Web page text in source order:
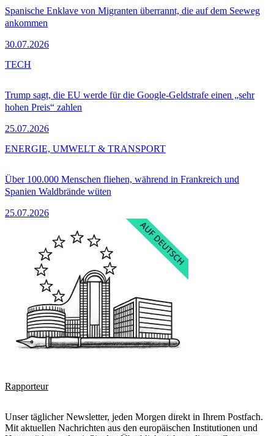
Spanische Enklave von Migranten überrannt, die auf dem Seeweg
ankommen
30.07.2026
Trump sagt, die EU werde für die Google-Geldstrafe einen „sehr
hohen Preis“ zahlen
25.07.2026
TECH
Über 100.000 Menschen fliehen, während in Frankreich und
Spanien Waldbrände wüten
25.07.2026
ENERGIE, UMWELT & TRANSPORT
Rapporteur
Unser täglicher Newsletter, jeden Morgen direkt in Ihrem Postfach.
Mit aktuellen Nachrichten aus den europäischen Institutionen und